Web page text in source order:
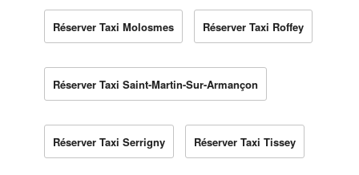
Réserver Taxi Molosmes Réserver Taxi Roffey
Réserver Taxi Saint-Martin-Sur-Armançon
Réserver Taxi Serrigny Réserver Taxi Tissey